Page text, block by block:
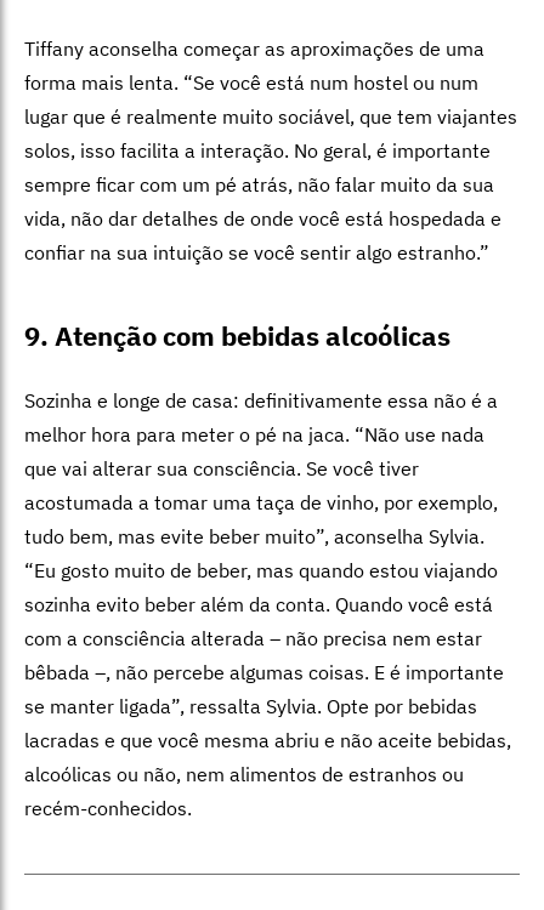
Tiffany aconselha começar as aproximações de uma
forma mais lenta. “Se você está num hostel ou num
lugar que é realmente muito sociável, que tem viajantes
solos, isso facilita a interação. No geral, é importante
sempre ficar com um pé atrás, não falar muito da sua
vida, não dar detalhes de onde você está hospedada e
confiar na sua intuição se você sentir algo estranho.”
9. Atenção com bebidas alcoólicas
Sozinha e longe de casa: definitivamente essa não é a
melhor hora para meter o pé na jaca. “Não use nada
que vai alterar sua consciência. Se você tiver
acostumada a tomar uma taça de vinho, por exemplo,
tudo bem, mas evite beber muito”, aconselha Sylvia.
“Eu gosto muito de beber, mas quando estou viajando
sozinha evito beber além da conta. Quando você está
com a consciência alterada – não precisa nem estar
bêbada –, não percebe algumas coisas. E é importante
se manter ligada”, ressalta Sylvia. Opte por bebidas
lacradas e que você mesma abriu e não aceite bebidas,
alcoólicas ou não, nem alimentos de estranhos ou
recém-conhecidos.